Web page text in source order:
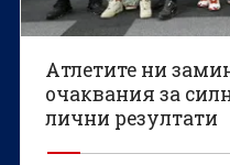
Атлетите ни
очаквания за
лични резултати